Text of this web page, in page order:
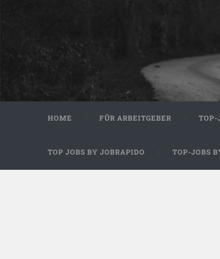
HOME FÜR ARBEITGEBER TOP-
TOP JOBS BY JOBRAPIDO TOP-JOBS